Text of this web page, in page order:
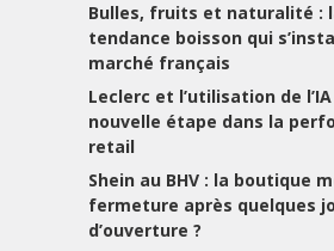
Bulles, fruits et naturalité :
tendance boisson qui
marché français
Leclerc et l’utilisation de
nouvelle étape dans la
retail
Shein au BHV : la boutique
fermeture après quelques
d’ouverture ?